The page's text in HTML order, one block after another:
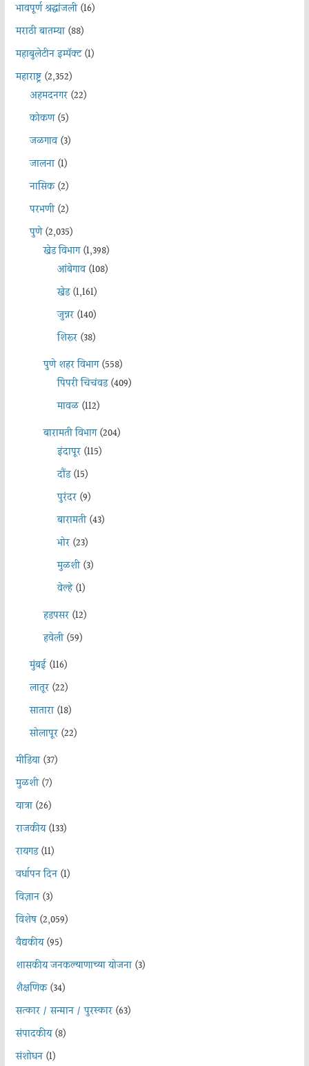
भावपूर्ण श्रद्धांजली(16)
मराठी बातम्या(88)
महाबुलेटीन इम्पॅक्ट(1)
महाराष्ट्र(2,352)
अहमदनगर(22)
कोकण(5)
जळगाव(3)
जालना(1)
नासिक(2)
परभणी(2)
पुणे(2,035)
खेड विभाग(1,398)
आंबेगाव(108)
खेड(1,161)
जुन्नर(140)
शिरूर(38)
पुणे शहर विभाग(558)
पिंपरी चिचंवड(409)
मावळ(112)
बारामती विभाग(204)
इंदापूर(115)
दौंड(15)
पुरंदर(9)
बारामती(43)
भोर(23)
मुळशी(3)
वेल्हे(1)
हडपसर(12)
हवेली(59)
मुंबई(116)
लातूर(22)
सातारा(18)
सोलापूर(22)
मीडिया(37)
मुळशी(7)
यात्रा(26)
राजकीय(133)
रायगड(11)
वर्धापन दिन(1)
विज्ञान(3)
विशेष(2,059)
वैद्यकीय(95)
शासकीय जनकल्याणाच्या योजना(3)
शैक्षणिक(34)
सत्कार / सन्मान / पुरस्कार(63)
संपादकीय(8)
संशोधन(1)